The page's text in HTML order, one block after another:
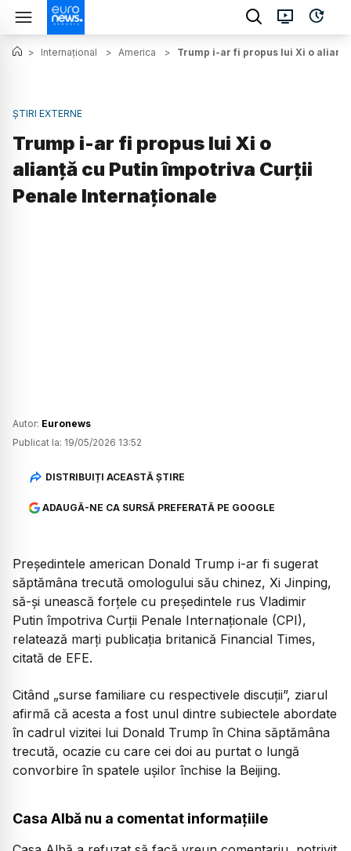
> Internațional > America > Trump i-ar fi propus lui Xi o
ȘTIRI EXTERNE
Trump i-ar fi propus lui Xi o
alianță cu Putin împotriva Curții
Penale Internaționale
Autor: Euronews
Publicat la: 19/05/2026 13:52
DISTRIBUIȚI ACEASTĂ ȘTIRE
ADAUGĂ-NE CA SURSĂ PREFERATĂ PE GOOGLE
Președintele american Donald Trump i-ar fi sugerat
săptămâna trecută omologului său chinez, Xi Jinping,
să-și unească forțele cu președintele rus Vladimir
Putin împotriva Curții Penale Internaționale (CPI),
relatează marți publicația britanică Financial Times,
citată de EFE.
Citând „surse familiare cu respectivele discuții”, ziarul
afirmă că acesta a fost unul dintre subiectele abordate
în cadrul vizitei lui Donald Trump în China săptămâna
trecută, ocazie cu care cei doi au purtat o lungă
convorbire în spatele ușilor închise la Beijing.
Casa Albă nu a comentat informațiile